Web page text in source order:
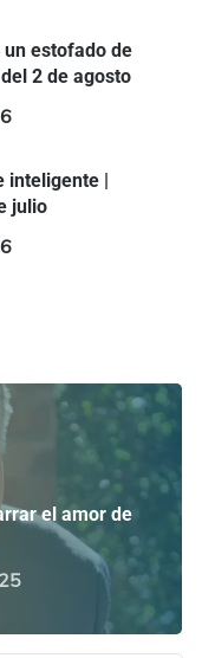
un estofado de
2 de agosto
inteligente |
julio
el amor de